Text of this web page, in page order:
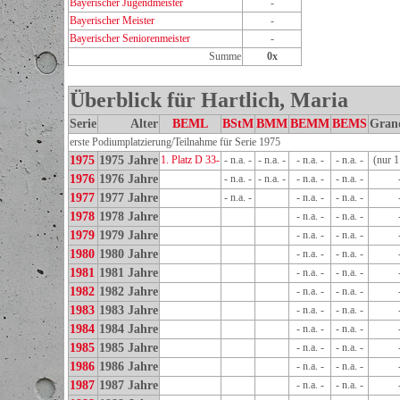
Bayerischer Jugendmeister
-
Bayerischer Meister
-
Bayerischer Seniorenmeister
-
Summe
0x
Überblick für Hartlich, Maria
Serie Alter BEML BStM BMM BEMM BEMS
erste Podiumplatzierung/Teilnahme für Serie 1975
1975 1975 Jahre 1. Platz D 33- - n.a. - - n.a. - - n.a. - - n.a. - (nur
1976 1976 Jahre - n.a. - - n.a. - - n.a. - - n.a. -
1977 1977 Jahre - n.a. - - n.a. - - n.a. -
1978 1978 Jahre - n.a. - - n.a. -
1979 1979 Jahre - n.a. - - n.a. -
1980 1980 Jahre - n.a. - - n.a. -
1981 1981 Jahre - n.a. - - n.a. -
1982 1982 Jahre - n.a. - - n.a. -
1983 1983 Jahre - n.a. - - n.a. -
1984 1984 Jahre - n.a. - - n.a. -
1985 1985 Jahre - n.a. - - n.a. -
1986 1986 Jahre - n.a. - - n.a. -
1987 1987 Jahre - n.a. - - n.a. -